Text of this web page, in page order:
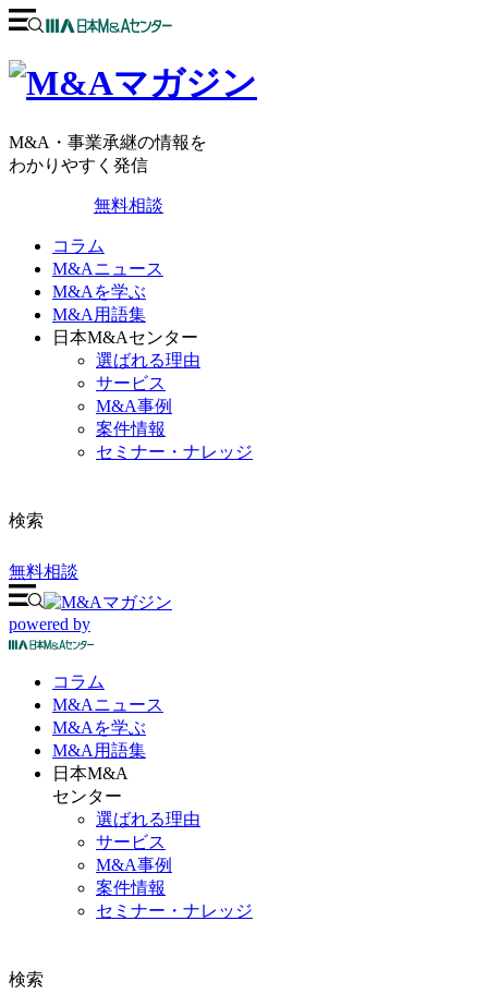
M&A・事業承継の情報を
わかりやすく発信
無料相談
コラム
M&Aニュース
M&Aを学ぶ
M&A用語集
日本M&Aセンター
選ばれる理由
サービス
M&A事例
案件情報
セミナー・ナレッジ
検索
無料相談
powered by
コラム
M&Aニュース
M&Aを学ぶ
M&A 用語集
日本M&A
センター
選ばれる理由
サービス
M&A事例
案件情報
セミナー・ナレッジ
検索